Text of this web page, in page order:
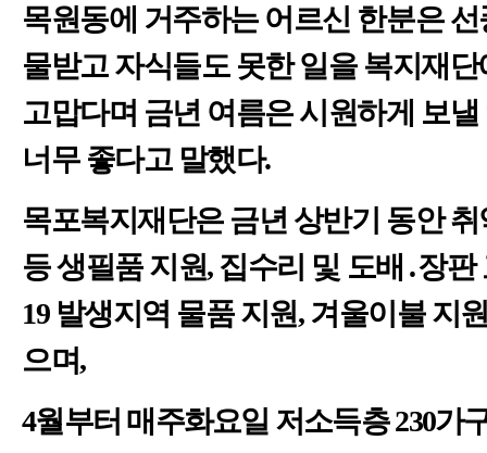
목원동에 거주하는 어르신 한분은
물받고 자식들도 못한 일을 복지재
고맙다며 금년 여름은 시원하게 보낼
너무 좋다고 말했다.
목포복지재단은 금년 상반기 동안
등 생필품 지원, 집수리 및 도배 ․장판
19 발생지역 물품 지원, 겨울이불 지
으며,
4월부터 매주화요일 저소득층230가